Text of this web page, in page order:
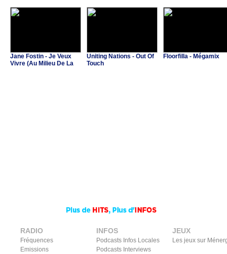
Jane Fostin - Je Veux
Vivre (Au Milieu De La
Uniting Nations - Out Of
Touch
Floorfilla - Mégamix
RADIO
Fréquences
Emissions
INFOS
Podcasts Infos Locales
Podcasts Interviews
JEUX
Les jeux sur